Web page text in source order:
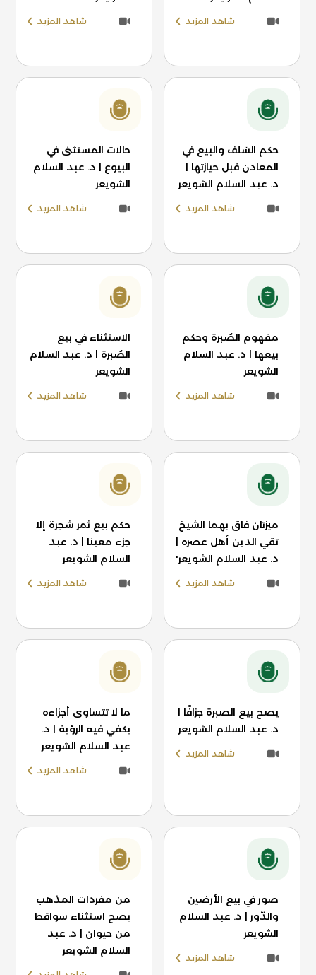
شاهد المزيد شاهد المزيد
حكم السَّلف والبيع في
المعادن قبل حيازتها |
د. عبد السلام الشويعر
شاهد المزيد
حالات المستثنى في
البيوع | د. عبد السلام
الشويعر
شاهد المزيد
مفهوم الصُبرة وحكم
بيعها | د. عبد السلام
الشويعر
شاهد المزيد
الاستثناء في بيع
الصُبرة | د. عبد السلام
الشويعر
شاهد المزيد
ميزتان فاق بهما الشيخ
تقي الدين أهل عصره |
د. عبد السلام الشويعر'
شاهد المزيد
حكم بيع ثمر شجرة إلا
جزء معينا | د. عبد
السلام الشويعر
شاهد المزيد
يصح بيع الصبرة جزافًا |
د. عبد السلام الشويعر
شاهد المزيد
ما لا تتساوى أجزاءه
يكفي فيه الرؤية | د.
عبد السلام الشويعر
شاهد المزيد
صور في بيع الأرضين
والدّور | د. عبد السلام
الشويعر
شاهد المزيد
من مفردات المذهب
يصح استثناء سواقط
من حيوان | د. عبد
السلام الشويعر